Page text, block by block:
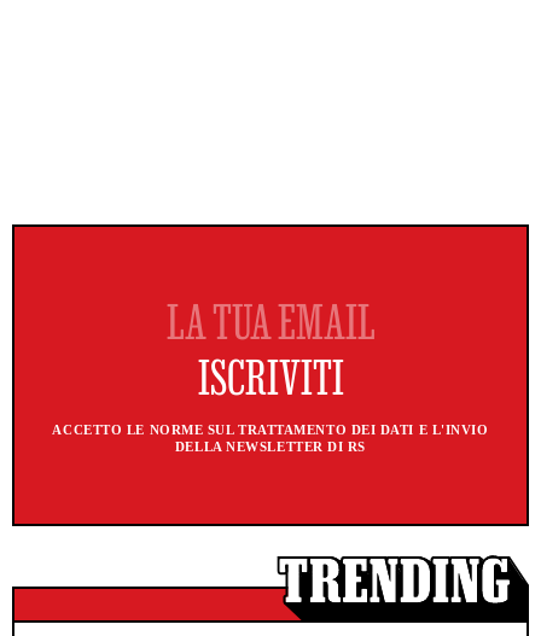
ACCETTO LE NORME SUL TRATTAMENTO DEI DATI E L'INVIO
DELLA NEWSLETTER DI RS